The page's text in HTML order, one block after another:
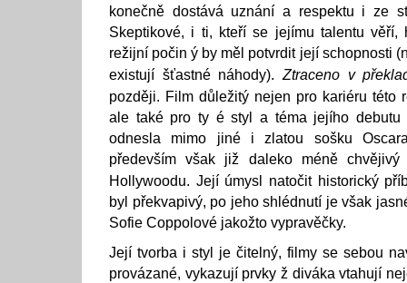
konečně dostává uznání a respektu i ze
Skeptikové, i ti, kteří se jejímu talentu věří,
režijní počin ý by měl potvrdit její schopnosti
existují šťastné náhody).Ztraceno v
později. Film důležitý nejen pro kariéru této
ale také pro ty é styl a téma jejího debutu
odnesla mimo jiné i zlatou sošku
především však již daleko méně
Hollywoodu. Její úmysl natočit historický
byl překvapivý, po jeho shlédnutí je však
Sofie Coppolové jakožto vypravěčky.
Její tvorba i styl je čitelný, filmy se sebou
provázané, vykazují prvky ž diváka vtahují